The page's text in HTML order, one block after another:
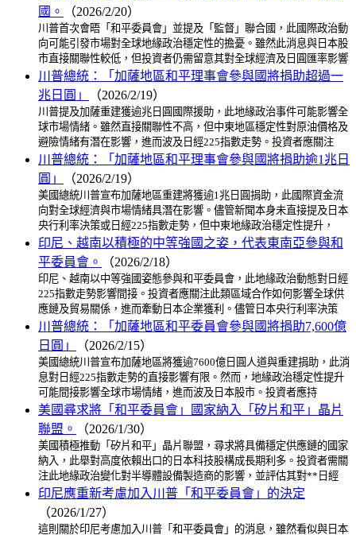
國。
（2026/2/20）
川普首次會晤「和平委員會」並提及「監督」聯合國，此國際政治動
向可能引發市場對全球地緣政治穩定性的擔憂。雖然此消息與日本股
市直接關聯性較低，但投資者仍需留意其對全球經濟及日圓匯率影響
川普總統：「加薩地區和平理事會參與國將捐助超過一
兆日圓」
（2026/2/19）
川普提及加薩重建獲逾兆日圓國際援助，此地緣政治事件可能影響全
球市場情緒。雖然直接關聯性不高，但中東地區穩定性對原油價格及
避險情緒有潛在影響，進而波及日經225指數走勢。投資者應關注
川普總統：「加薩地區和平理事會參與國將捐助逾1兆日
圓」
（2026/2/19）
美國總統川普宣布加薩地區重建將獲逾1兆日圓捐助，此國際資金流
向對全球經濟與市場情緒具潛在影響。儘管新聞本身未直接提及日本
央行利率決策或日經225指數走勢，但中東地緣政治穩定性提升，
印尼、越南以積極的中等強國之姿，代表東南亞參與和
平委員會。
（2026/2/18）
印尼、越南以中等強國姿態參與和平委員會，此地緣政治動態對日經
225指數走勢影響間接。投資者應關注此類區域合作如何影響全球供
應鏈及貿易關係，進而牽動日本企業獲利。儘管日本央行利率決策
川普總統：「加薩地區和平委員會參與國將捐助7,600億
日圓」
（2026/2/15）
美國總統川普宣布加薩地區將獲逾7600億日圓人道與重建捐助，此消
息對日經225指數走勢的直接影響有限。然而，地緣政治穩定性提升
可能間接影響全球市場情緒，進而波及日本股市。投資者應持
美國尋求將「和平委員會」國家納入「矽片和平」晶片
聯盟。
（2026/1/30）
美國積極推動「矽片和平」晶片聯盟，尋求將具備穩定供應鏈的國家
納入，此舉對高度依賴出口的日本科技股構成長期利多。投資者需關
注此地緣政治變化對半導體設備製造商的影響，並評估其對**日經
印尼應重新考慮加入川普「和平委員會」的決定
（2026/1/27）
這則關於印尼考慮加入川普「和平委員會」的消息，雖然看似與日本